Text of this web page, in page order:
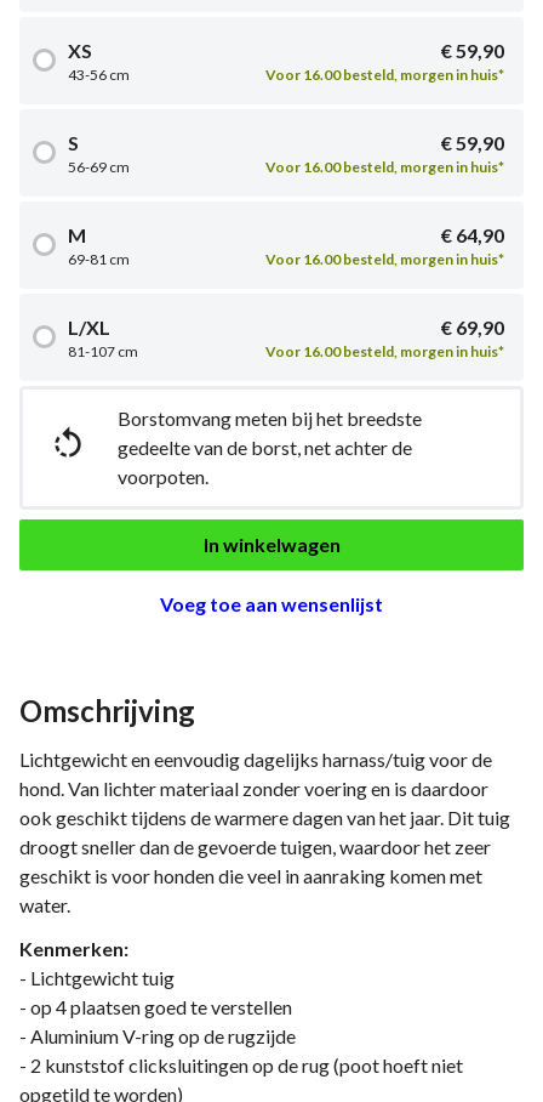
XS
43-56 cm
€ 59,90
Voor 16.00 besteld, morgen in huis*
S
56-69 cm
€ 59,90
Voor 16.00 besteld, morgen in huis*
M
69-81 cm
€ 64,90
Voor 16.00 besteld, morgen in huis*
L/XL
81-107 cm
€ 69,90
Voor 16.00 besteld, morgen in huis*

Borstomvang meten bij het breedste
gedeelte van de borst, net achter de
voorpoten.
In winkelwagen
Voeg toe aan wensenlijst
Omschrijving
Lichtgewicht en eenvoudig dagelijks harnass/tuig voor de
hond. Van lichter materiaal zonder voering en is daardoor
ook geschikt tijdens de warmere dagen van het jaar. Dit tuig
droogt sneller dan de gevoerde tuigen, waardoor het zeer
geschikt is voor honden die veel in aanraking komen met
water.
Kenmerken:
- Lichtgewicht tuig
- op 4 plaatsen goed te verstellen
- Aluminium V-ring op de rugzijde
- 2 kunststof clicksluitingen op de rug (poot hoeft niet
opgetild te worden)